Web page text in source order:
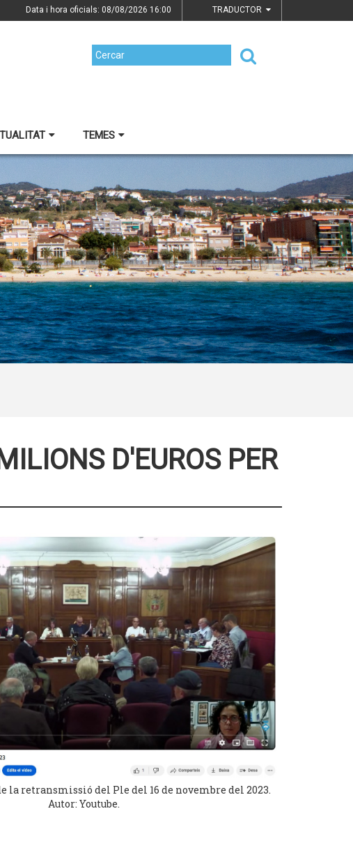
Data i hora oficials: 08/08/2026 16:00 TRADUCTOR
TEMES
D'EUROS PER
la retransmissió del Ple del 16 de novembre del 2023.
Autor: Youtube.